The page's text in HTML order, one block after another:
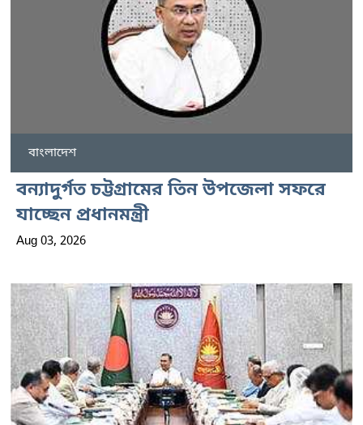
বাংলাদেশ
বন্যাদুর্গত চট্টগ্রামের তিন উপজেলা সফরে
যাচ্ছেন প্রধানমন্ত্রী
Aug 03, 2026